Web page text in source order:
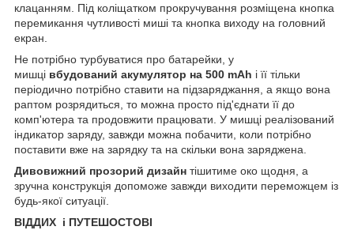
клацанням. Під коліщатком прокручування розміщена кнопка
перемикання чутливості миші та кнопка виходу на головний
екран.
Не потрібно турбуватися про батарейки, у
мишці вбудований акумулятор на 500 mAh і її тільки
періодично потрібно ставити на підзаряджання, а якщо вона
раптом розрядиться, то можна просто під'єднати її до
комп'ютера та продовжити працювати. У мишці реалізований
індикатор заряду, завжди можна побачити, коли потрібно
поставити вже на зарядку та на скільки вона заряджена.
Дивовижний прозорий дизайн тішитиме око щодня, а
зручна конструкція допоможе завжди виходити переможцем із
будь-якої ситуації.
ВІДДИХ і ПУТЕШОСТОВІ